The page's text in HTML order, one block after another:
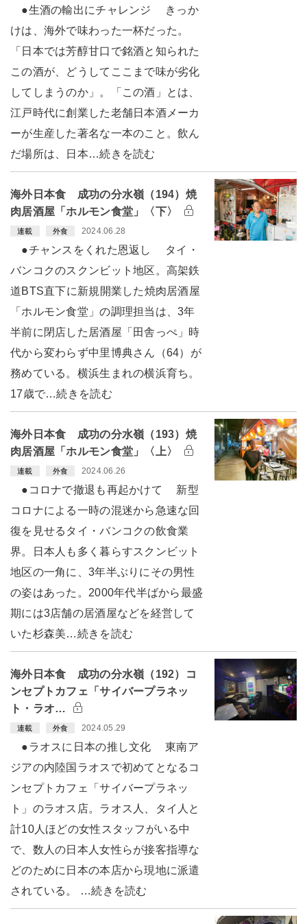
●生酒の輸出にチャレンジ きっか
けは、海外で味わった一杯だった。
「日本では芳醇甘口で銘酒と知られた
この酒が、どうしてここまで味が劣化
してしまうのか」。「この酒」とは、
江戸時代に創業した老舗日本酒メーカ
ーが生産した著名な一本のこと。飲ん
だ場所は、日本…続きを読む
海外日本食 成功の分水嶺（194）焼
肉居酒屋「ホルモン食堂」〈下〉
連載 外食 2024.06.28
●チャンスをくれた恩返し タイ・
バンコクのスクンビット地区。高架鉄
道BTS直下に新規開業した焼肉居酒屋
「ホルモン食堂」の調理担当は、3年
半前に閉店した居酒屋「田舎っぺ」時
代から変わらず中里博典さん（64）が
務めている。横浜生まれの横浜育ち。
17歳で…続きを読む
海外日本食 成功の分水嶺（193）焼
肉居酒屋「ホルモン食堂」〈上〉
連載 外食 2024.06.26
●コロナで撤退も再起かけて 新型
コロナによる一時の混迷から急速な回
復を見せるタイ・バンコクの飲食業
界。日本人も多く暮らすスクンビット
地区の一角に、3年半ぶりにその男性
の姿はあった。2000年代半ばから最盛
期には3店舗の居酒屋などを経営して
いた杉森美…続きを読む
海外日本食 成功の分水嶺（192）コ
ンセプトカフェ「サイバープラネッ
ト・ラオ…
連載 外食 2024.05.29
●ラオスに日本の推し文化 東南ア
ジアの内陸国ラオスで初めてとなるコ
ンセプトカフェ「サイバープラネッ
ト」のラオス店。ラオス人、タイ人と
計10人ほどの女性スタッフがいる中
で、数人の日本人女性らが接客指導な
どのために日本の本店から現地に派遣
されている。 …続きを読む